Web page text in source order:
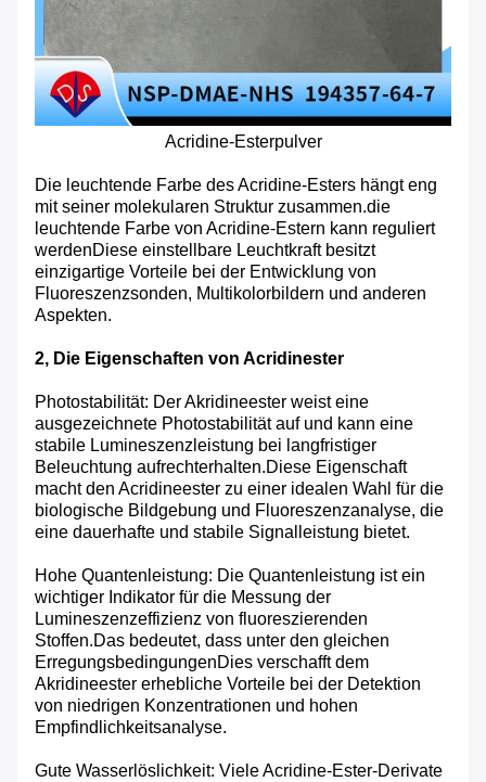
Acridine-Esterpulver
Die leuchtende Farbe des Acridine-Esters hängt eng
mit seiner molekularen Struktur zusammen.die
leuchtende Farbe von Acridine-Estern kann reguliert
werdenDiese einstellbare Leuchtkraft besitzt
einzigartige Vorteile bei der Entwicklung von
Fluoreszenzsonden, Multikolorbildern und anderen
Aspekten.
2, Die Eigenschaften von Acridinester
Photostabilität: Der Akridineester weist eine
ausgezeichnete Photostabilität auf und kann eine
stabile Lumineszenzleistung bei langfristiger
Beleuchtung aufrechterhalten.Diese Eigenschaft
macht den Acridineester zu einer idealen Wahl für die
biologische Bildgebung und Fluoreszenzanalyse, die
eine dauerhafte und stabile Signalleistung bietet.
Hohe Quantenleistung: Die Quantenleistung ist ein
wichtiger Indikator für die Messung der
Lumineszenzeffizienz von fluoreszierenden
Stoffen.Das bedeutet, dass unter den gleichen
ErregungsbedingungenDies verschafft dem
Akridineester erhebliche Vorteile bei der Detektion
von niedrigen Konzentrationen und hohen
Empfindlichkeitsanalyse.
Gute Wasserlöslichkeit: Viele Acridine-Ester-Derivate